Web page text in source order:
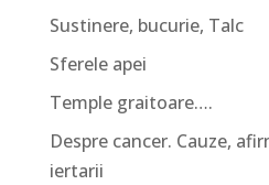
Sustinere, bucurie, Talc
Sferele apei
Temple graitoare….
Despre cancer. Cauze,
iertarii